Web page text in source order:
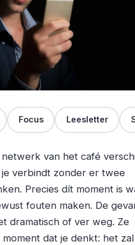
Focus Leesletter
van het café
verbindt zonder er twee
Precies dít moment is
fouten maken. De
dramatisch of ver weg. Ze
dat je denkt: het